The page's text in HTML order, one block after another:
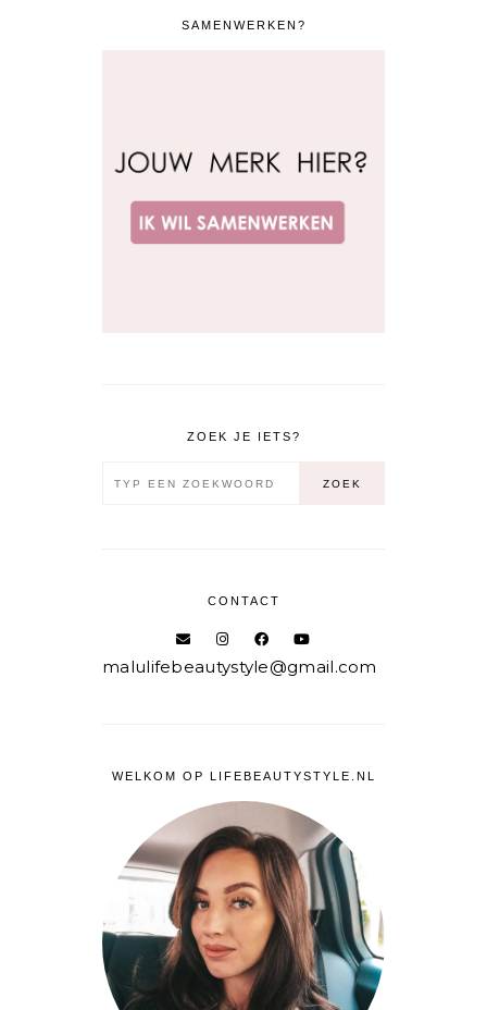
SAMENWERKEN?
ZOEK JE IETS?
CONTACT
malulifebeautystyle@gmail.com
WELKOM OP LIFEBEAUTYSTYLE.NL